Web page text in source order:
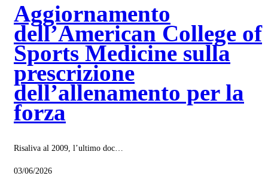
Aggiornamento
dell’American College of
Sports Medicine sulla
prescrizione
dell’allenamento per la
forza
Risaliva al 2009, l’ultimo doc…
03/06/2026